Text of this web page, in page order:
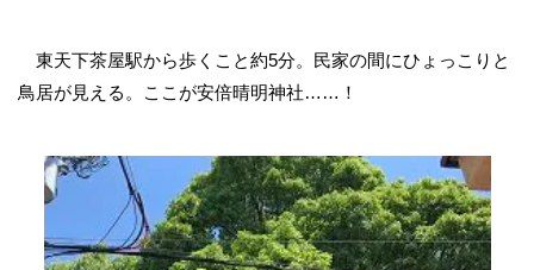
東天下茶屋駅から歩くこと約5分。民家の間にひょっこりと
鳥居が見える。ここが安倍晴明神社……！